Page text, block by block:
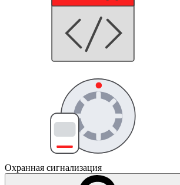
Охранная сигнализация